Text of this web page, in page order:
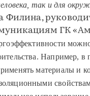
так и для
Филина,
ГК
Например, в
материалы и